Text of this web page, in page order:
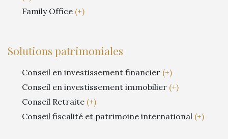
Family Office (+)
Solutions patrimoniales
Conseil en investissement financier (+)
Conseil en investissement immobilier (+)
Conseil Retraite (+)
Conseil fiscalité et patrimoine international (+)